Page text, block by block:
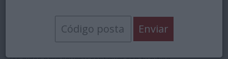
servir como almuerzo o merienda. Sirve o toma nuestros
aperitivos congelados de Japón mientras disfrutas del
ambiente sofisticado de un restaurante japonés, de la